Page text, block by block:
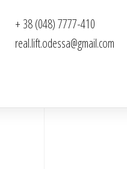
+ 38 (048) 7777-410
real.lift.odessa@gmail.com